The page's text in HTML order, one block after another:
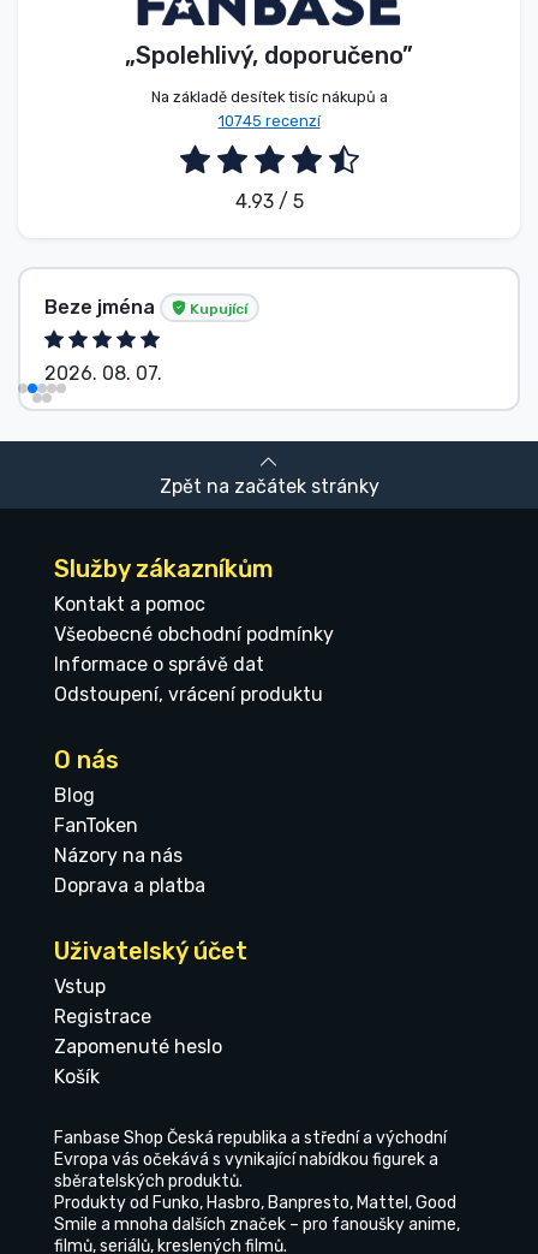
„Spolehlivý, doporučeno”
Na základě desítek tisíc nákupů a
10745 recenzí
4.93 / 5
Beze jména Kupující
2026. 08. 07.
Zpět na začátek stránky
Služby zákazníkům
Kontakt a pomoc
Všeobecné obchodní podmínky
Informace o správě dat
Odstoupení, vrácení produktu
O nás
Blog
FanToken
Názory na nás
Doprava a platba
Uživatelský účet
Vstup
Registrace
Zapomenuté heslo
Košík
Fanbase Shop Česká republika a střední a východní
Evropa vás očekává s vynikající nabídkou figurek a
sběratelských produktů.
Produkty od Funko, Hasbro, Banpresto, Mattel, Good
Smile a mnoha dalších značek – pro fanoušky anime,
filmů, seriálů, kreslených filmů.